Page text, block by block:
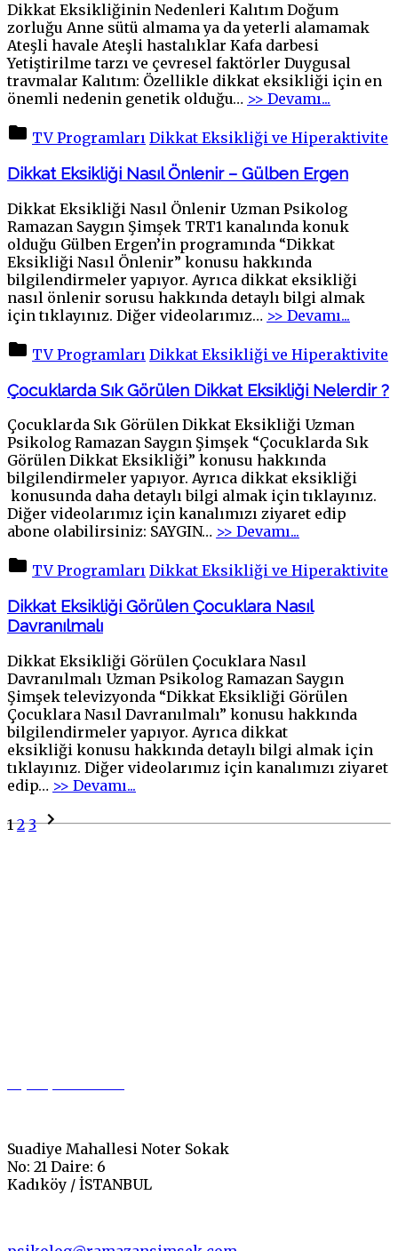
Dikkat Eksikliğinin Nedenleri Kalıtım Doğum
zorluğu Anne sütü almama ya da yeterli alamamak
Ateşli havale Ateşli hastalıklar Kafa darbesi
Yetiştirilme tarzı ve çevresel faktörler Duygusal
travmalar Kalıtım: Özellikle dikkat eksikliği için en
önemli nedenin genetik olduğu… >> Devamı...
TV Programları Dikkat Eksikliği ve Hiperaktivite
Dikkat Eksikliği Nasıl Önlenir – Gülben Ergen
Dikkat Eksikliği Nasıl Önlenir Uzman Psikolog
Ramazan Saygın Şimşek TRT1 kanalında konuk
olduğu Gülben Ergen’in programında “Dikkat
Eksikliği Nasıl Önlenir” konusu hakkında
bilgilendirmeler yapıyor. Ayrıca dikkat eksikliği
nasıl önlenir sorusu hakkında detaylı bilgi almak
için tıklayınız. Diğer videolarımız… >> Devamı...
Nasıl
–
Ergen"
TV Programları Dikkat Eksikliği ve Hiperaktivite
Çocuklarda Sık Görülen Dikkat Eksikliği Nelerdir ?
Çocuklarda Sık Görülen Dikkat Eksikliği Uzman
Psikolog Ramazan Saygın Şimşek “Çocuklarda Sık
Görülen Dikkat Eksikliği” konusu hakkında
bilgilendirmeler yapıyor. Ayrıca dikkat eksikliği
konusunda daha detaylı bilgi almak için tıklayınız.
Diğer videolarımız için kanalımızı ziyaret edip
abone olabilirsiniz: SAYGIN… >> Devamı...
Görülen
Dikkat
Eksikliği
Nelerdir
TV Programları Dikkat Eksikliği ve Hiperaktivite
Dikkat Eksikliği Görülen Çocuklara Nasıl
Davranılmalı
Dikkat Eksikliği Görülen Çocuklara Nasıl
Davranılmalı Uzman Psikolog Ramazan Saygın
Şimşek televizyonda “Dikkat Eksikliği Görülen
Çocuklara Nasıl Davranılmalı” konusu hakkında
bilgilendirmeler yapıyor. Ayrıca dikkat
eksikliği konusu hakkında detaylı bilgi almak için
tıklayınız. Diğer videolarımız için kanalımızı ziyaret
edip… >> Devamı...
Görülen
Yazı
1 2 3 Next
Suadiye Mahallesi Noter Sokak
No: 21 Daire: 6
Kadıköy / İSTANBUL